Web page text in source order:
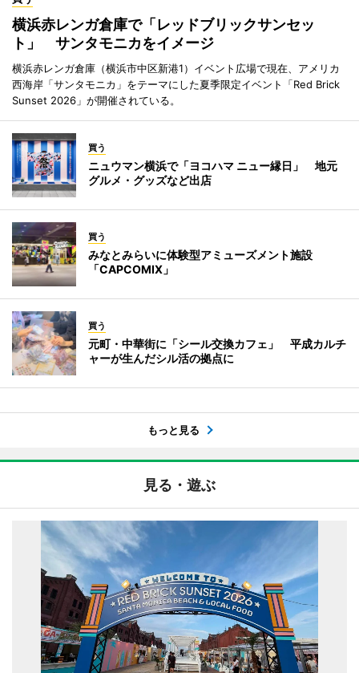
横浜赤レンガ倉庫で「レッドブリックサンセッ
ト」 サンタモニカをイメージ
横浜赤レンガ倉庫（横浜市中区新港1）イベント広場で現在、アメリカ
西海岸「サンタモニカ」をテーマにした夏季限定イベント「Red Brick
Sunset 2026」が開催されている。
買う
ニュウマン横浜で「ヨコハマ ニュー縁日」 地元
グルメ・グッズなど出店
買う
みなとみらいに体験型アミューズメント施設
「CAPCOMIX」
買う
元町・中華街に「シール交換カフェ」 平成カルチ
ャーが生んだシル活の拠点に
もっと見る
見る・遊ぶ